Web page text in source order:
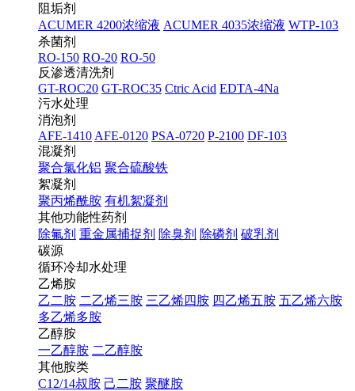
阻垢剂
ACUMER 4200浓缩液 ACUMER 4035浓缩液 WTP-103
杀菌剂
RO-150 RO-20 RO-50
反渗透清洗剂
GT-ROC20 GT-ROC35 Ctric Acid EDTA-4Na
污水处理
消泡剂
AFE-1410 AFE-0120 PSA-0720 P-2100 DF-103
混凝剂
聚合氯化铝 聚合硫酸铁
絮凝剂
聚丙烯酰胺 有机絮凝剂
其他功能性药剂
除氟剂 重金属捕捉剂 除臭剂 除磷剂 破乳剂
碳源
循环冷却水处理
乙烯胺
乙二胺 二乙烯三胺 三乙烯四胺 四乙烯五胺 五乙烯六胺
多乙烯多胺
乙醇胺
一乙醇胺 二乙醇胺
其他胺类
C12/14叔胺 己二胺 聚醚胺